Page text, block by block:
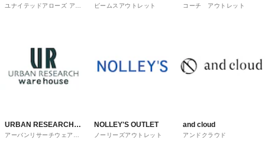
OUTLET
ユナイテッドアローズ アウ
ビームスアウトレット コーチ アウトレット
URBAN RESEARCH
ware house
アーバンリサーチウェアハ
NOLLEY'S OUTLET
ノーリーズアウトレット
and cloud
アンドクラウド